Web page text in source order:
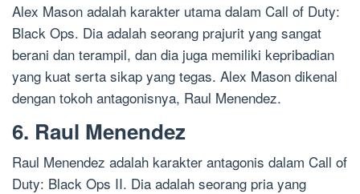
Alex Mason adalah karakter utama dalam Call of Duty:
Black Ops. Dia adalah seorang prajurit yang sangat
berani dan terampil, dan dia juga memiliki kepribadian
yang kuat serta sikap yang tegas. Alex Mason dikenal
dengan tokoh antagonisnya, Raul Menendez.
6. Raul Menendez
Raul Menendez adalah karakter antagonis dalam Call of
Duty: Black Ops II. Dia adalah seorang pria yang